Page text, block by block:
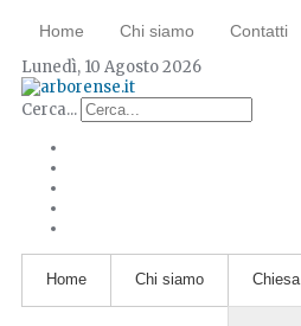
Home Chi siamo Contatti
Lunedì, 10 Agosto 2026
Cerca...
Home Chi siamo Chiesa